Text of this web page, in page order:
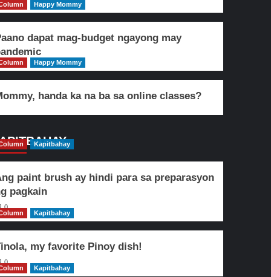
Happy Mommy
dapat mag-budget ngayong may
Happy Mommy
handa ka na ba sa online classes?
Kapitbahay
paint brush ay hindi para sa preparasyon
pagkain
0
Kapitbahay
my favorite Pinoy dish!
0
Kapitbahay